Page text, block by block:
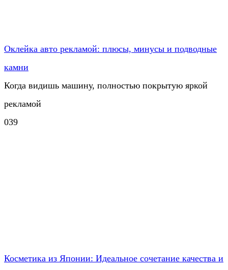
Оклейка авто рекламой: плюсы, минусы и подводные
камни
Когда видишь машину, полностью покрытую яркой
рекламой
039
Косметика из Японии: Идеальное сочетание качества и